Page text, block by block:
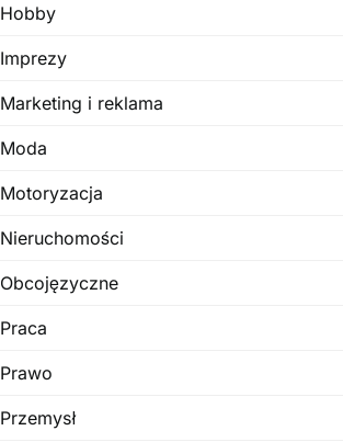
Hobby
Imprezy
Marketing i reklama
Moda
Motoryzacja
Nieruchomości
Obcojęzyczne
Praca
Prawo
Przemysł